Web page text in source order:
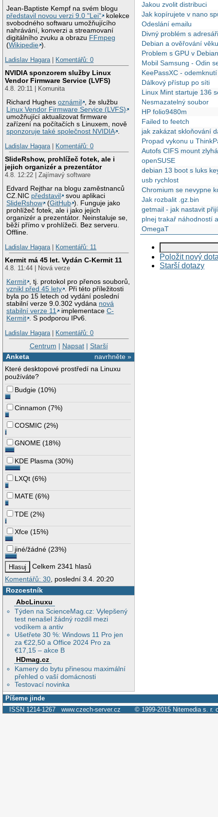
Jean-Baptiste Kempf na svém blogu
představil novou verzi 9.0 "Lei"
kolekce
svobodného softwaru umožňujícího
nahrávání, konverzi a streamovaní
digitálního zvuku a obrazu FFmpeg
(Wikipedie ).
Ladislav Hagara| Komentářů: 0
NVIDIA sponzorem služby Linux
Vendor Firmware Service (LVFS)
4.8. 20:11 | Komunita
Richard Hughesoznámil
, že službu
Linux Vendor Firmware Service (LVFS)
umožňující aktualizovat firmware
zařízení na počítačích s Linuxem, nově
sponzoruje také společnost NVIDIA .
Ladislav Hagara| Komentářů: 0
SlideRshow, prohlížeč fotek, ale i
jejich organizér a prezentátor
4.8. 12:22 | Zajímavý software
Edvard Rejthar na blogu zaměstnanců
CZ.NIC představil
svou aplikaci
SlideRshow
(GitHub ). Funguje jako
prohlížeč fotek, ale i jako jejich
organizér a prezentátor. Neinstaluje se,
běží přímo v prohlížeči. Bez serveru.
Offline.
Ladislav Hagara| Komentářů: 11
Kermit má 45 let. Vydán C-Kermit 11
4.8. 11:44 | Nová verze
Kermit , tj. protokol pro přenos souborů,
vznikl před 45 lety . Při této příležitosti
byla po 15 letech od vydání poslední
stabilní verze 9.0.302 vydána nová
stabilní verze 11
implementaceC-
Kermit . S podporou IPv6.
Ladislav Hagara| Komentářů: 0
Centrum | Napsat| Starší
navrhněte »
Anketa
Které desktopové prostředí na Linuxu
používáte?
Budgie (10%)
Cinnamon (7%)
COSMIC (2%)
GNOME (18%)
KDE Plasma (30%)
LXQt (6%)
MATE (6%)
TDE (2%)
Xfce (15%)
jiné/žádné (23%)
Celkem 2341 hlasů
Komentářů: 30 , poslední 3.4. 20:20
Rozcestník
AbcLinuxu
Týden na ScienceMag.cz: Vylepšený
test nenašel žádný rozdíl mezi
vodíkem a antiv
Ušetřete 30 %: Windows 11 Pro jen
za €22,50 a Office 2024 Pro za
€17,15 – akce B
HDmag.cz
Kamery do bytu přinesou maximální
přehled o vaší domácnosti
Testovací novinka
Jakou zvolit distribuci
Jak kopírujete v nano
Odeslání emailu
Divný problém s
Debian a ověřování
Problem s GPU v
Mobil Samsung - Odin
KeePassXC -
Dálkový přístup po síti
Linux Mint startuje 136
Nesmazatelný soubor
HP folio9480m
Failed to feetch
jak zakázat skloňování
Propad vykonu u
Autofs CIFS mount
openSUSE
debian 13 boot s luks
usb rychlost
Chromium se nevypne
Jak rozbalit .gz.bin
getmail - jak nastavit
plnej trakař náhodností
OmegaT
Položit nový
Starší dotazy
Píšeme jinde
ISSN 1214-1267 www.czech-server.cz © 1999-2015 Nitemedia s. r.